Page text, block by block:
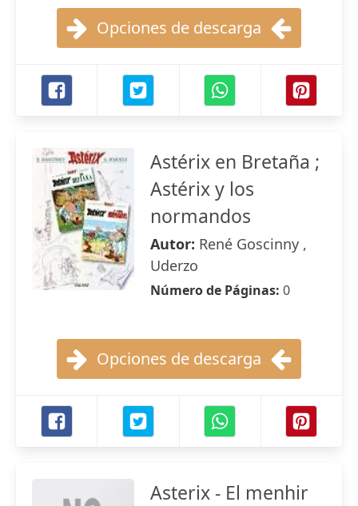
Opciones de descarga
Astérix en Bretaña ;
Astérix y los
normandos
Autor: René Goscinny ,
Uderzo
Número de Páginas: 0
Opciones de descarga
Asterix - El menhir